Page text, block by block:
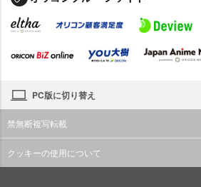
PC版に切り替え
禁無断複写転載
クッキーの使用について